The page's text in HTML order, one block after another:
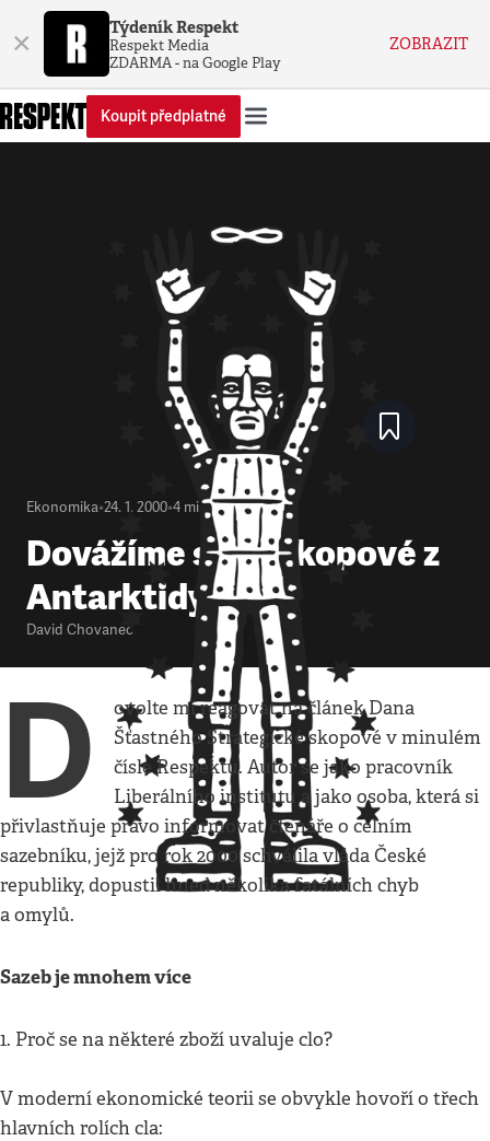
× Týdeník Respekt
Respekt Media
ZDARMA - na Google Play
ZOBRAZIT
Koupit předplatné
Ekonomika•24. 1. 2000•4 minuty
Dovážíme snad skopové z
Antarktidy?
David Chovanec
D
ovolte mi reagovat na článek Dana
Šťastného Strategické skopové v minulém
čísle Respektu. Autor se jako pracovník
Liberálního institutu a jako osoba, která si
přivlastňuje právo informovat čtenáře o celním
sazebníku, jejž pro rok 2000 schválila vláda České
republiky, dopustil hned několika fatálních chyb
a omylů.
Sazeb je mnohem více
1. Proč se na některé zboží uvaluje clo?
V moderní ekonomické teorii se obvykle hovoří o třech
hlavních rolích cla: